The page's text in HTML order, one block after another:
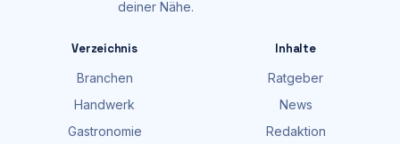
deiner Nähe.
Verzeichnis
Branchen
Handwerk
Gastronomie
Inhalte
Ratgeber
News
Redaktion